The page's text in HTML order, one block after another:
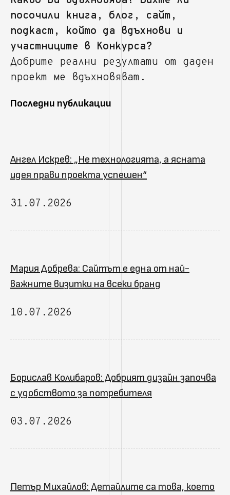
посочили книга, блог, сайт,
подкаст, който да вдъхнови и
участниците в Конкурса?
Добрите реални резултати от даден
проект ме вдъхновяват.
Последни публикации
Ангел Искрев: „Не технологията, а ясната
идея прави проекта успешен“
31.07.2026
Мария Добрева: Сайтът е една от най-
важните визитки на всеки бранд
10.07.2026
Борислав Колибаров: Добрият дизайн започва
с удобството за потребителя
03.07.2026
Петър Михайлов: Детайлите са това, което